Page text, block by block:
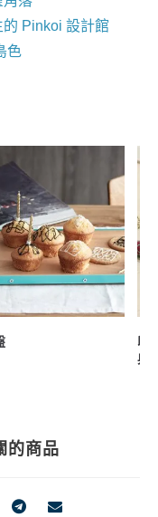
Pinkoi 設計館
色
印
典
的商品